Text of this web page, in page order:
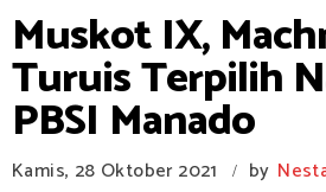
Muskot IX,
Turuis Terpilih
PBSI Manado
Kamis, 28 Oktober 2021 / by